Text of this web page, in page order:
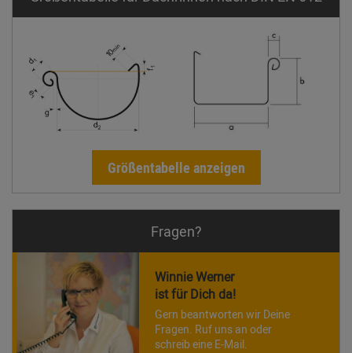
Größentabelle anzeigen
Fragen?
Winnie Werner
ist für Dich da!
Gern beantworten wir Deine
Fragen. Ruf uns an oder
schreib eine E-Mail.